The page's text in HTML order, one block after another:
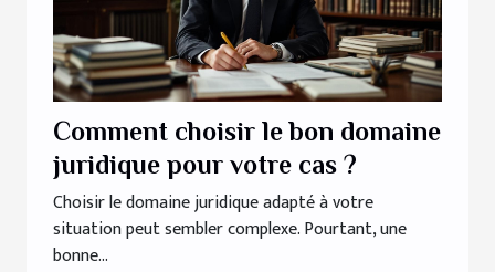
Comment choisir le bon domaine
juridique pour votre cas ?
Choisir le domaine juridique adapté à votre
situation peut sembler complexe. Pourtant, une
bonne...